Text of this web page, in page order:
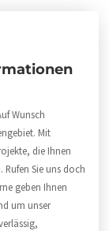
Wunsch
Mit
die Ihnen
Sie uns doch
geben Ihnen
um unser